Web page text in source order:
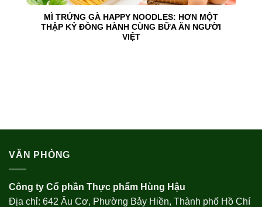
MÌ TRỨNG GÀ HAPPY NOODLES: HƠN MỘT
THẬP KỶ ĐỒNG HÀNH CÙNG BỮA ĂN NGƯỜI
VIỆT
VĂN PHÒNG
Công ty Cổ phần Thực phẩm Hùng Hậu
Địa chỉ: 642 Âu Cơ, Phường Bảy Hiền, Thành phố Hồ Chí